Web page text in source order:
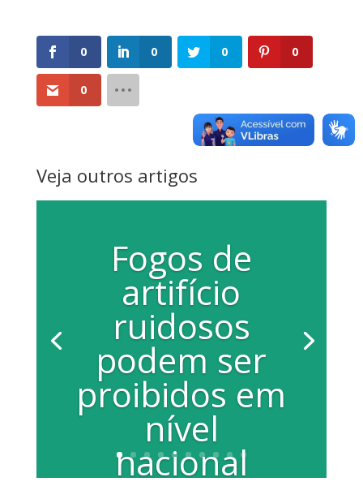
0 0 0 0
0
Veja outros artigos
Fogos de
artifício
ruidosos
podem ser
proibidos em
nível
nacional